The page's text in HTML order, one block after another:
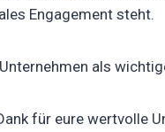
Engagement steht.
als
für eure wertvolle